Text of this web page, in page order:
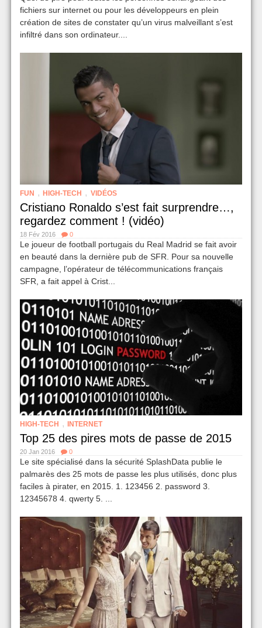
fichiers sur internet ou pour les développeurs en plein
création de sites de constater qu’un virus malveillant s’est
infiltré dans son ordinateur....
FUN , HIGH-TECH , VIDÉOS
Cristiano Ronaldo s’est fait surprendre…,
regardez comment ! (vidéo)
18 Fév 2016 0
Le joueur de football portugais du Real Madrid se fait avoir
en beauté dans la dernière pub de SFR. Pour sa nouvelle
campagne, l’opérateur de télécommunications français
SFR, a fait appel à Crist...
HIGH-TECH , INTERNET
Top 25 des pires mots de passe de 2015
20 Jan 2016 0
Le site spécialisé dans la sécurité SplashData publie le
palmarès des 25 mots de passe les plus utilisés, donc plus
faciles à pirater, en 2015. 1. 123456 2. password 3.
12345678 4. qwerty 5. ...